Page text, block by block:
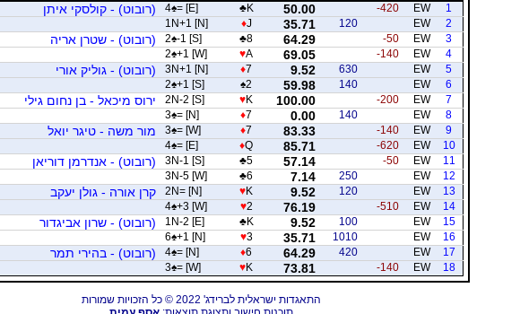
1
EW
-420
50.00
♣K
4♠= [E] (רובוט) - קולסקי איתן
2
EW
120
35.71
♦J
1N+1 [N]
3
EW
-50
64.29
♣8
2♠-1 [S] (רובוט) - שטרן אריה
4
EW
-140
69.05
♥A
2♠+1 [W]
5
EW
630
9.52
♦7
3N+1 [N] (רובוט) - גוליק אורי
6
EW
140
59.98
♠2
2♠+1 [S]
7
EW
-200
100.00
♥K
2N-2 [S] ירוס מיכאל - בן נחום גילי
8
EW
140
0.00
♦7
3♠= [N]
9
EW
-140
83.33
♦7
3♠= [W] מור משה - טיגר יואל
10
EW
-620
85.71
♦Q
4♠= [E]
11
EW
-50
57.14
♣5
3N-1 [S] (רובוט) - אנדרמן דוריאן
12
EW
250
7.14
♣6
3N-5 [W]
13
EW
120
9.52
♥K
2N= [N] קרן אורה - גולן יעקב
14
EW
-510
76.19
♥2
4♠+3 [W]
15
EW
100
9.52
♣K
1N-2 [E] (רובוט) - שרון אביגדור
16
EW
1010
35.71
♥3
6♠+1 [N]
17
EW
420
64.29
♦6
4♠= [N] (רובוט) - בהירי תמר
18
EW
-140
73.81
♥K
3♠= [W]
התאגדות ישראלית לברידג' 2022 © כל הזכויות שמורות